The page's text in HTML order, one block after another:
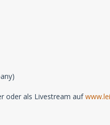
oder als Livestream auf